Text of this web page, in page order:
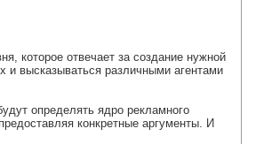
которое отвечает за создание нужной
и высказываться различными агентами
определять ядро рекламного
конкретные аргументы. И